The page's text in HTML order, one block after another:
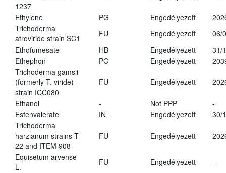
1237
Ethylene PG Engedélyezett
Trichoderma
atroviride strain SC1
FU Engedélyezett
06/
Ethofumesate
HB Engedélyezett
31/
Ethephon
PG Engedélyezett
Trichoderma gamsii
(formerly T. viride)
strain ICC080
FU Engedélyezett
Ethanol - Not PPP
-
Esfenvalerate
IN Engedélyezett
30/
Trichoderma
harzianum strains T-
22 and ITEM 908
FU Engedélyezett
Equisetum arvense
L.
FU Engedélyezett
-